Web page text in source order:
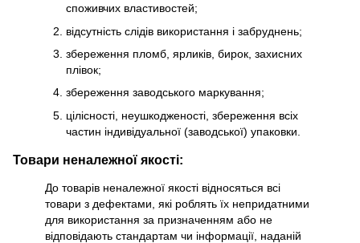
споживчих властивостей;
відсутність слідів використання і забруднень;
збереження пломб, ярликів, бирок, захисних
плівок;
збереження заводського маркування;
цілісності, неушкодженості, збереження всіх
частин індивідуальної (заводської) упаковки.
Товари неналежної якості:
До товарів неналежної якості відносяться всі
товари з дефектами, які роблять їх непридатними
для використання за призначенням або не
відповідають стандартам чи інформації, наданій